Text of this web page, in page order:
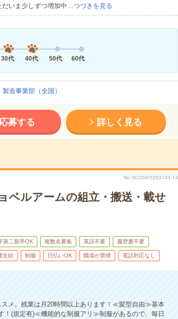
いま少しずつ増加中…つづきを見る
30代 40代 50代 60代
造事業部（全国）
応募する 詳しく見る
No.SCOSK5203743-T4
ベルアームの組立・搬送・載せ
第二新卒OK 複数名募集 英語不要 履歴書不要
支給 制服 日払いOK 職場が禁煙 電話対応なし
メ。残業は月20時間以上あります！≪髪型自由≫基本
！(規定有)≪機能的な制服アリ≫制服があるので、毎日